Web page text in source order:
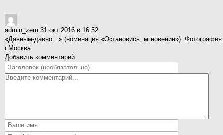
admin_zem 31 окт 2016 в 16:52
«Давным-давно…» (номинация «Остановись, мгновение»).
г.Москва
Добавить комментарий